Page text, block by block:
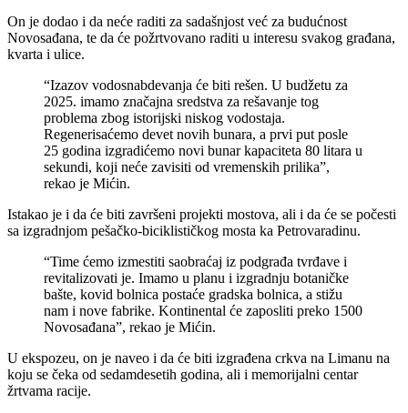
On je dodao i da neće raditi za sadašnjost već za budućnost
Novosađana, te da će požrtvovano raditi u interesu svakog građana,
kvarta i ulice.
“Izazov vodosnabdevanja će biti rešen. U budžetu za
2025. imamo značajna sredstva za rešavanje tog
problema zbog istorijski niskog vodostaja.
Regenerisaćemo devet novih bunara, a prvi put posle
25 godina izgradićemo novi bunar kapaciteta 80 litara u
sekundi, koji neće zavisiti od vremenskih prilika”,
rekao je Mićin.
Istakao je i da će biti završeni projekti mostova, ali i da će se počesti
sa izgradnjom pešačko-biciklističkog mosta ka Petrovaradinu.
“Time ćemo izmestiti saobraćaj iz podgrađa tvrđave i
revitalizovati je. Imamo u planu i izgradnju botaničke
bašte, kovid bolnica postaće gradska bolnica, a stižu
nam i nove fabrike. Kontinental će zaposliti preko 1500
Novosađana”, rekao je Mićin.
U ekspozeu, on je naveo i da će biti izgrađena crkva na Limanu na
koju se čeka od sedamdesetih godina, ali i memorijalni centar
žrtvama racije.